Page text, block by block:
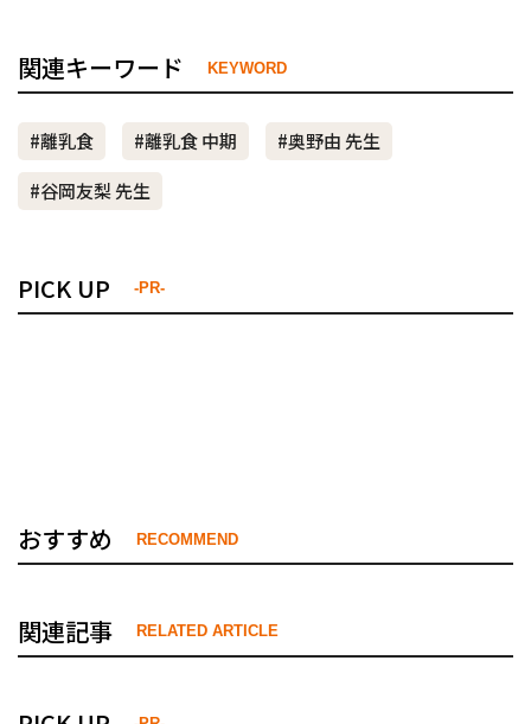
関連キーワード KEYWORD
#離乳食 #離乳食 中期
#奥野由 先生
#谷岡友梨 先生
PICK UP -PR-
おすすめ RECOMMEND
関連記事 RELATED ARTICLE